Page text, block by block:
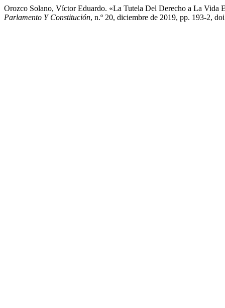
Orozco Solano, Víctor Eduardo. «La Tutela Del Derecho a La Vida
Parlamento Y Constitución, n.º 20, diciembre de 2019, pp. 193-2,